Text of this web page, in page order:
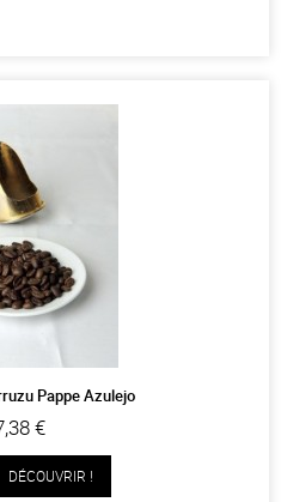
Pappe Azulejo
€
DÉCOUVRIR !